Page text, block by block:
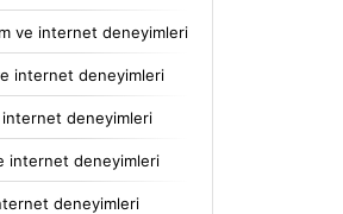
ve internet deneyimleri
internet deneyimleri
internet deneyimleri
internet deneyimleri
deneyimleri